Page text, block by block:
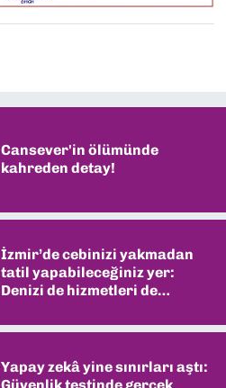
Cansever'in ölümünde
kahreden detay!
İzmir’de cebinizi yakmadan
tatil yapabileceğiniz yer:
Denizi de hizmetleri de
Yapay zekâ yine sınırları aştı: